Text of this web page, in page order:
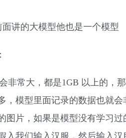
讲的大模型他也是一个模型
非常大，都是1GB 以上的，
，模型里面记录的数据也就
图片，如果是模型没有学习
入我们输入汉服，然后输入